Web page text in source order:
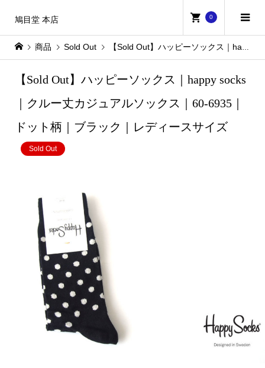
鳩目堂 本店 0
商品 Sold Out 【Sold Out】ハッピーソックス｜happy socks｜クルー丈カジュアルソックス｜60-6935｜ドット柄｜ブラック｜レディースサイズ
【Sold Out】ハッピーソックス｜happy socks
｜クルー丈カジュアルソックス｜60-6935｜
ドット柄｜ブラック｜レディースサイズ
Sold Out